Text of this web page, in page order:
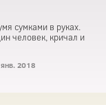
сумками в руках.
человек, кричал и
янв. 2018